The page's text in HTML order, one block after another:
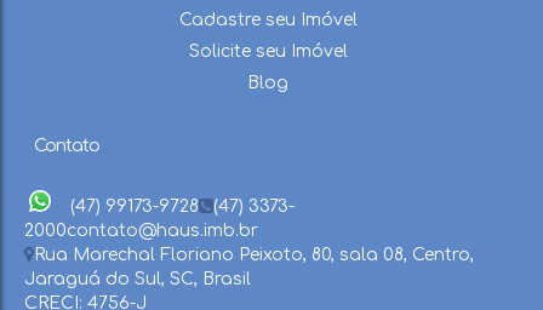
Cadastre seu Imóvel
Solicite seu Imóvel
Blog
Contato
(47) 99173-9728
(47) 3373-
2000contato@haus.imb.br
Rua Marechal Floriano Peixoto, 80, sala 08, Centro,
Jaraguá do Sul, SC, Brasil
CRECI: 4756-J